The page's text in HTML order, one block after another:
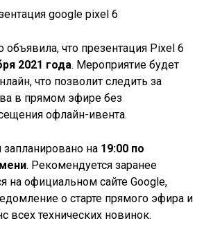
объявила, что презентация Pixel 6
2021 года. Мероприятие будет
что позволит следить за
в прямом эфире без
офлайн-ивента.
запланировано на 19:00 по
. Рекомендуется заранее
на официальном сайте Google,
о старте прямого эфира и
всех технических новинок.